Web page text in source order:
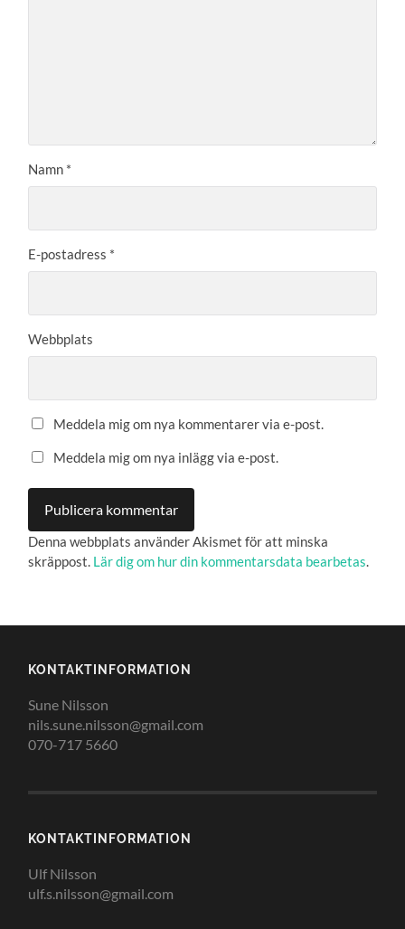
Namn *
E-postadress *
Webbplats
Meddela mig om nya kommentarer via e-post.
Meddela mig om nya inlägg via e-post.
Denna webbplats använder Akismet för att minska
skräppost. Lär dig om hur din kommentarsdata bearbetas
KONTAKTINFORMATION
Sune Nilsson
nils.sune.nilsson@gmail.com
070-717 5660
KONTAKTINFORMATION
Ulf Nilsson
ulf.s.nilsson@gmail.com